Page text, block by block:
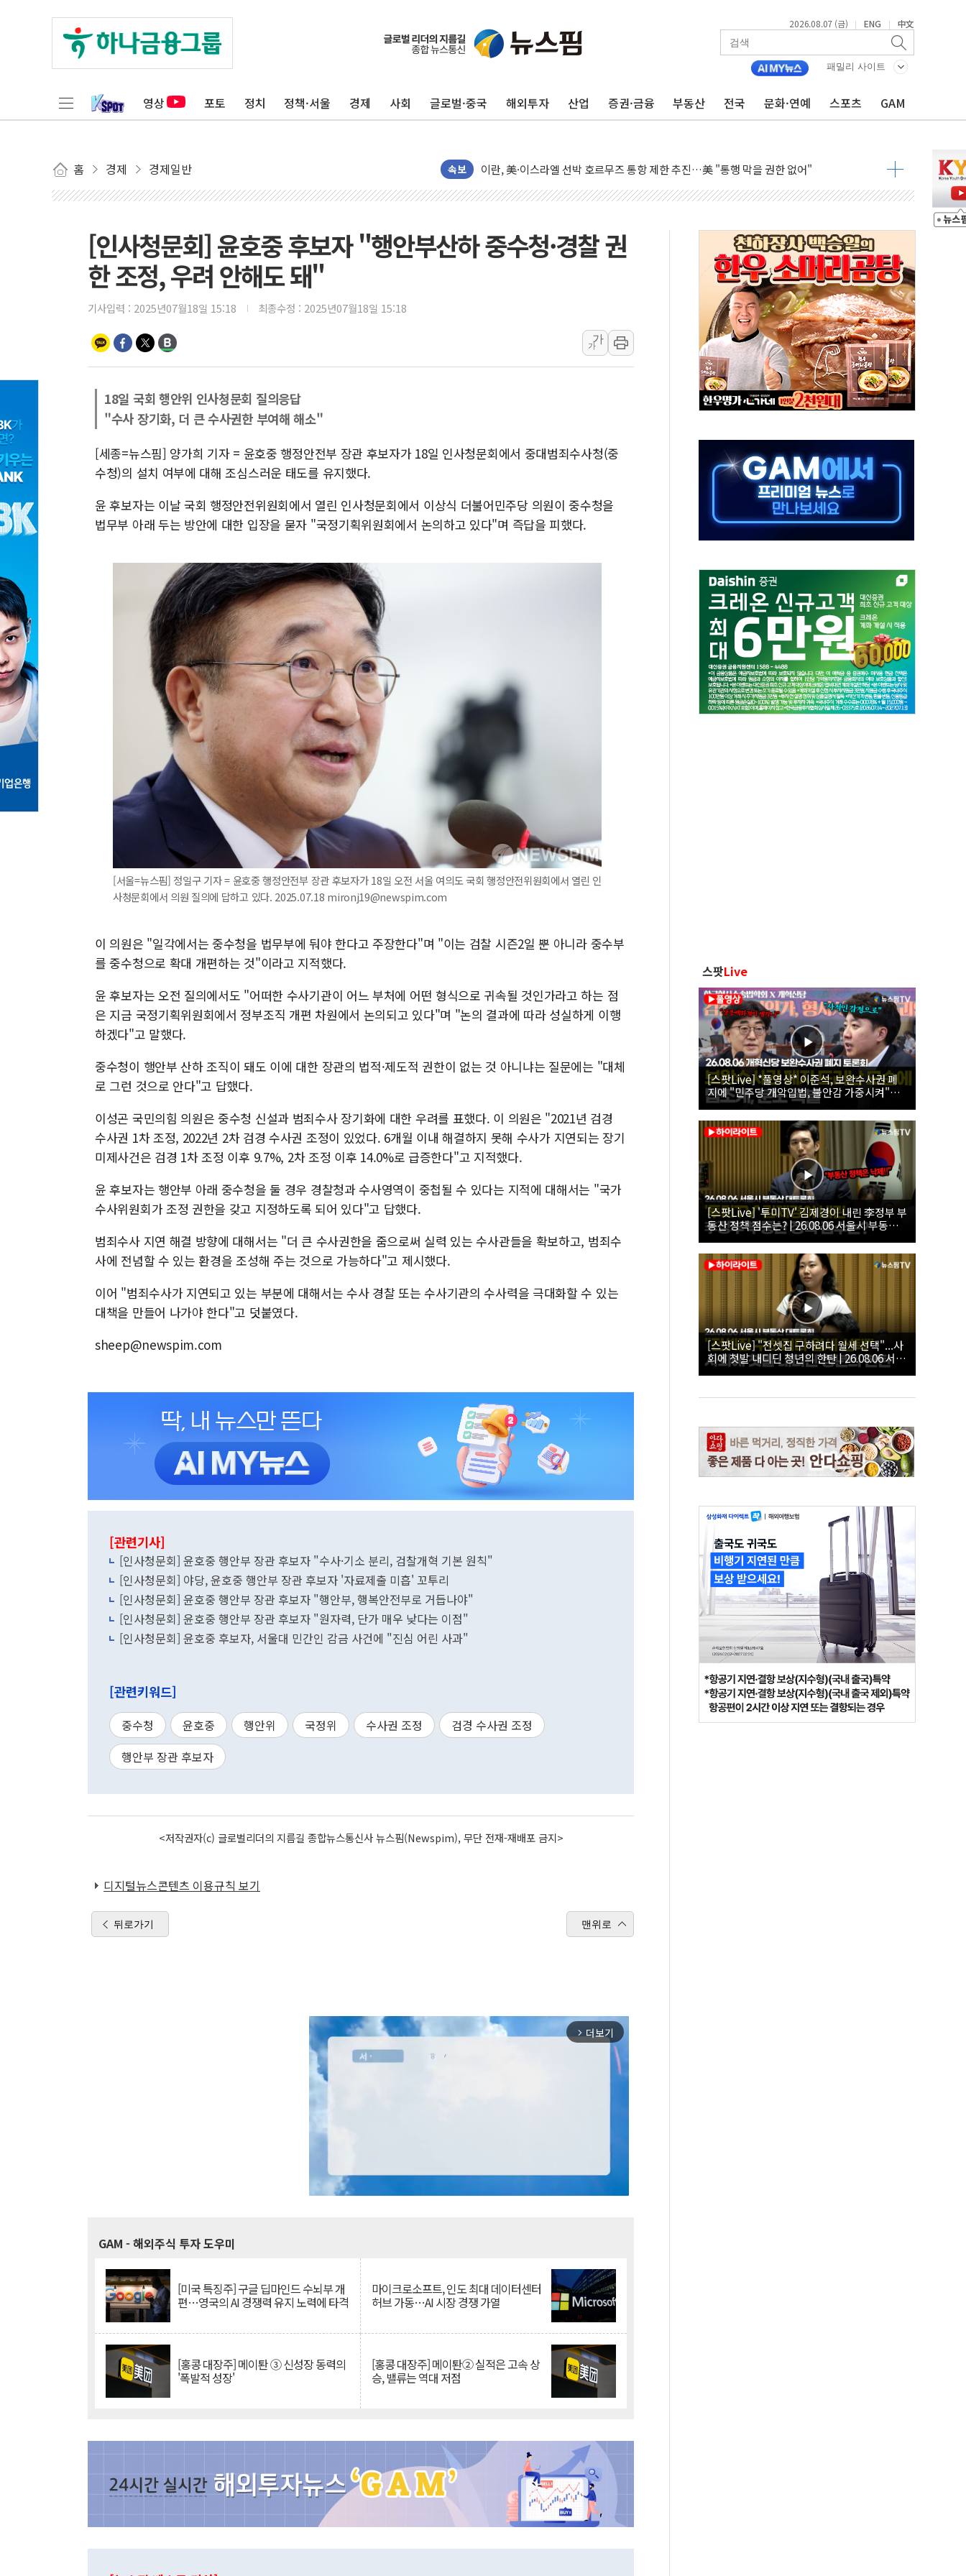
2026.08.07 (금) | ENG | 中文
패밀리 사이트
영상 포토 정치 정책·서울 경제 사회 글로벌·중국 해외투자 산업 증권·금융 부동산 전국 문화·연예 스포츠 GAM
홈 경제 경제일반 속보
이란, 오만과 호르무즈 해협 재개방 합의 막바지.."美와 직접 협상 없어"
[민주 당권주자 일정] 송영길·정청래·김민석 후보 - 8월 7일
[오늘의 정치일정] 8월 7일(금)
[오늘의 국회일정] 상임위·세미나·기자회견·주요 정당 - 8월 7일
유럽증시, 견조한 실적 소화하며 대부분 상승… "2분기 기업 순이익 21% 증가" 전망
리투아니아 국방 "러, 우크라 드론으로 나토 회원국 공격 검토… 거짓 깃발 작전"
뉴욕증시 개장 전 특징주...모더나·아이온큐·도어대시↑ VS 샌디스크·피그마·앱러빈↓
김정관 장관 "영업이익 N% 성과급 반대…상법·자본시장법 개정 논의"
뉴욕증시 프리뷰, 미 주가선물 AI주 차익실현 속 혼조세...웨스턴디지털·샌디스크↓
청와대, 북한 단거리 탄도미사일 발사에 긴급 안보 점검회의
금값 7주 만에 최고…美 고용 둔화·호르무즈 재개방 기대에 강세
[인도증시] 중동 긴장 완화에 실적 호조까지, 상승...호실적 보고 기업 상승세 뚜렷
러, 1인칭시점 드론으로 우크라 민간인 '사파리' 공격… 시민들 공포감 극대화 전략
[베트남 증시] 지수 하락 속 'DGC' 임시 주총 기대감에 홀로 상한가…마진 잔액은 사상 최고
'월가의 황제' 다이먼 "금융시장 레버리지 위험수위…숨은 차입이 더 큰 변수"
김정관 산업부 장관 "주 52시간 손봐야, 경쟁상대 中과 비교해야"
[인사청문회] 윤호중 후보자 "행안부산하 중수청·경찰 권
한 조정, 우려 안해도 돼"
기사입력 : 2025년07월18일 15:18 최종수정 : 2025년07월18일 15:18
가
가
18일 국회 행안위 인사청문회 질의응답
"수사 장기화, 더 큰 수사권한 부여해 해소"
[세종=뉴스핌] 양가희 기자 = 윤호중 행정안전부 장관 후보자가 18일 인사청문회에서 중대범죄수사청(중
수청)의 설치 여부에 대해 조심스러운 태도를 유지했다.
윤 후보자는 이날 국회 행정안전위원회에서 열린 인사청문회에서 이상식 더불어민주당 의원이 중수청을
법무부 아래 두는 방안에 대한 입장을 묻자 "국정기획위원회에서 논의하고 있다"며 즉답을 피했다.
[서울=뉴스핌] 정일구 기자 = 윤호중 행정안전부 장관 후보자가 18일 오전 서울 여의도 국회 행정안전위원회에서 열린 인
사청문회에서 의원 질의에 답하고 있다. 2025.07.18 mironj19@newspim.com
이 의원은 "일각에서는 중수청을 법무부에 둬야 한다고 주장한다"며 "이는 검찰 시즌2일 뿐 아니라 중수부
를 중수청으로 확대 개편하는 것"이라고 지적했다.
윤 후보자는 오전 질의에서도 "어떠한 수사기관이 어느 부처에 어떤 형식으로 귀속될 것인가라고 하는 점
은 지금 국정기획위원회에서 정부조직 개편 차원에서 논의되고 있다"며 "논의 결과에 따라 성실하게 이행
하겠다"고 말했다.
중수청이 행안부 산하 조직이 돼도 이에 대한 장관의 법적·제도적 권한이 없는 것 아니냐는 질문에는 "대체
로 그런 것으로 안다"고 답했다.
이성곤 국민의힘 의원은 중수청 신설과 범죄수사 장기화에 대한 우려를 표했다. 이 의원은 "2021년 검경
수사권 1차 조정, 2022년 2차 검경 수사권 조정이 있었다. 6개월 이내 해결하지 못해 수사가 지연되는 장기
미제사건은 검경 1차 조정 이후 9.7%, 2차 조정 이후 14.0%로 급증한다"고 지적했다.
윤 후보자는 행안부 아래 중수청을 둘 경우 경찰청과 수사영역이 중첩될 수 있다는 지적에 대해서는 "국가
수사위원회가 조정 권한을 갖고 지정하도록 되어 있다"고 답했다.
범죄수사 지연 해결 방향에 대해서는 "더 큰 수사권한을 줌으로써 실력 있는 수사관들을 확보하고, 범죄수
사에 전념할 수 있는 환경을 조성해 주는 것으로 가능하다"고 제시했다.
이어 "범죄수사가 지연되고 있는 부분에 대해서는 수사 경찰 또는 수사기관의 수사력을 극대화할 수 있는
대책을 만들어 나가야 한다"고 덧붙였다.
sheep@newspim.com
[관련기사]
[인사청문회] 윤호중 행안부 장관 후보자 "수사·기소 분리, 검찰개혁 기본 원칙"
[인사청문회] 야당, 윤호중 행안부 장관 후보자 '자료제출 미흡' 꼬투리
[인사청문회] 윤호중 행안부 장관 후보자 "행안부, 행복안전부로 거듭나야"
[인사청문회] 윤호중 행안부 장관 후보자 "원자력, 단가 매우 낮다는 이점"
[인사청문회] 윤호중 후보자, 서울대 민간인 감금 사건에 "진심 어린 사과"
[관련키워드]
중수청 윤호중 행안위 국정위 수사권 조정
검경 수사권 조정
행안부 장관 후보자
<저작권자(c) 글로벌리더의 지름길 종합뉴스통신사 뉴스핌(Newspim), 무단 전재-재배포 금지>
디지털뉴스콘텐츠 이용규칙 보기
뒤로가기 맨위로
arrow_forward_ios 더보기
GAM - 해외주식 투자 도우미
[미국 특징주] 구글 딥마인드 수뇌부 개
편…영국의 AI 경쟁력 유지 노력에 타격
마이크로소프트, 인도 최대 데이터센터
허브 가동…AI 시장 경쟁 가열
[홍콩 대장주] 메이퇀 ③ 신성장 동력의
'폭발적 성장'
[홍콩 대장주] 메이퇀② 실적은 고속 상
승, 밸류는 역대 저점
스팟Live
[스팟Live] *풀영상* 이준석, 보완수사권 폐
지에 "민주당 개악입법, 불안감 가중시켜"｜
26.08.06 개혁신당 보완수사권 폐지 토론회
[스팟Live] '투미TV' 김제경이 내린 李정부 부
동산 정책 점수는? | 26.08.06 서울시 부동산
대토론회
[스팟Live] "전셋집 구하려다 월세 선택"...사
회에 첫발 내디딘 청년의 한탄 | 26.08.06 서울
시 부동산 대토론회